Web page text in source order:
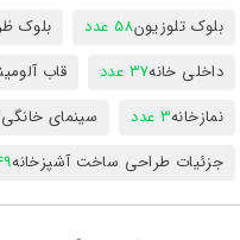
بلوک تلوزیون58 عدد بلوک
داخلی خانه37 عدد قاب
نمازخانه3 عدد سینمای خانگی
جزئیات طراحی ساخت آشپزخانه